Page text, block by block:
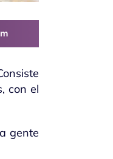
con el
gente